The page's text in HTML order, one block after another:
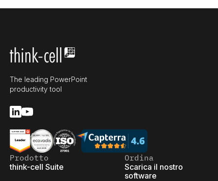
The leading PowerPoint
productivity tool
Prodotto
think-cell Suite
Ordina
Scarica il nostro
software